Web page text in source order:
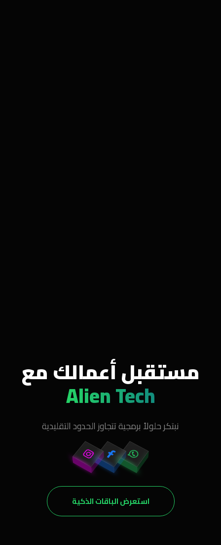
مستقبل أعمالك مع
Alien Tech
نبتكر حلولاً برمجية تتجاوز الحدود التقليدية
استعرض الباقات الذكية